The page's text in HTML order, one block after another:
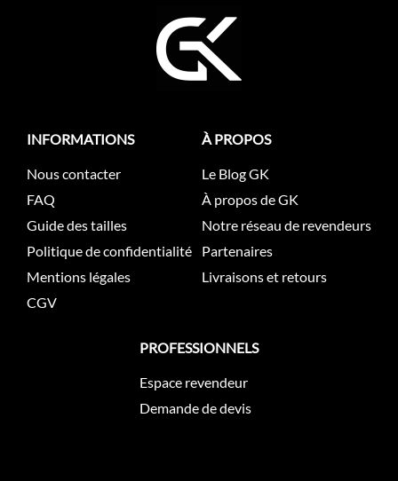
INFORMATIONS
Nous contacter
FAQ
Guide des tailles
Politique de confidentialité
Mentions légales
CGV
À PROPOS
Le Blog GK
À propos de GK
Notre réseau de revendeurs
Partenaires
Livraisons et retours
PROFESSIONNELS
Espace revendeur
Demande de devis